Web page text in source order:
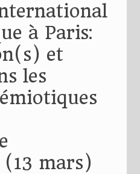
à Paris:
et
les
mars)